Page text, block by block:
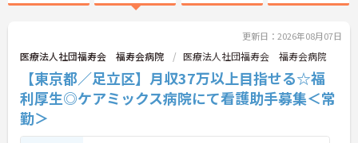
更新日：2026年08月07日
医療法人社団福寿会 福寿会病院 医療法人社団福寿会 福寿会病院
【東京都／足立区】月収37万以上目指せる☆福
利厚生◎ケアミックス病院にて看護助手募集＜常
勤＞